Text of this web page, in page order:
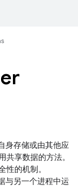
身存储或由其他应
共享数据的方法。
性的机制。
与另一个进程中运